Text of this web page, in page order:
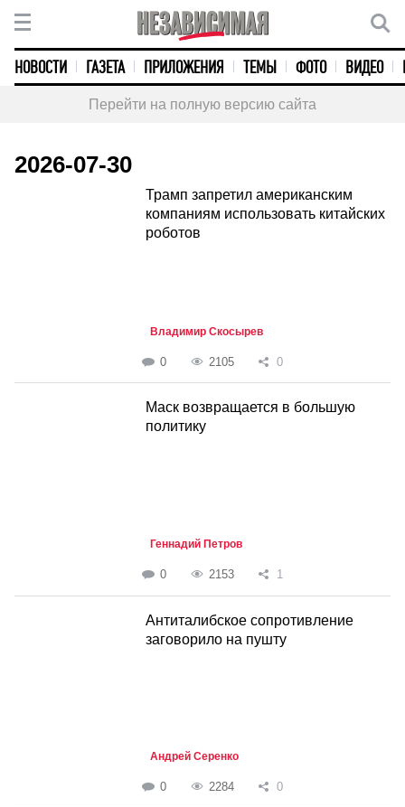
НОВОСТИ ГАЗЕТА ПРИЛОЖЕНИЯ ТЕМЫ ФОТО ВИДЕО
Перейти на полную версию сайта
2026-07-30
Трамп запретил американским
компаниям использовать китайских
роботов
Владимир Скосырев
0 2105 0
Маск возвращается в большую
политику
Геннадий Петров
0 2153 1
Антиталибское сопротивление
заговорило на пушту
Андрей Серенко
0 2284 0